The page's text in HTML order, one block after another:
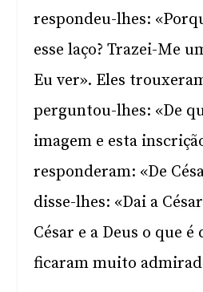
respondeu-lhes:
esse laço? Trazei-Me
Eu ver». Eles
perguntou-lhes: «De
imagem e esta
responderam: «De
disse-lhes: «Dai a
César e a Deus o que é
ficaram muito